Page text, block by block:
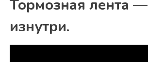
Тормозная лента —
изнутри.